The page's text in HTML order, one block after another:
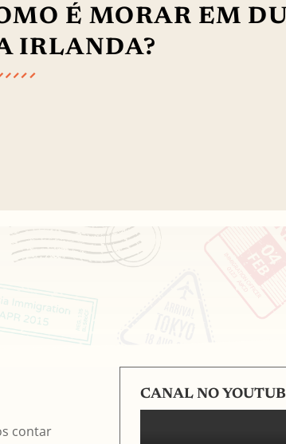
É MORAR EM
IRLANDA?
contar
CANAL NO